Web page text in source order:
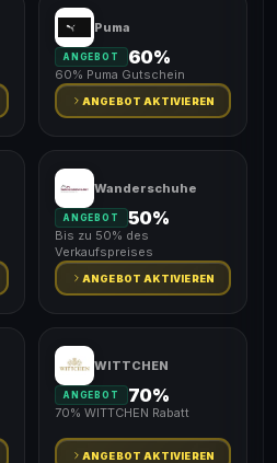
Puma
ANGEBOT 60%
60% Puma Gutschein
ANGEBOT AKTIVIEREN
Wanderschuhe
ANGEBOT 50%
Bis zu 50% des
Verkaufspreises
ANGEBOT AKTIVIEREN
WITTCHEN
ANGEBOT 70%
70% WITTCHEN Rabatt
ANGEBOT AKTIVIEREN